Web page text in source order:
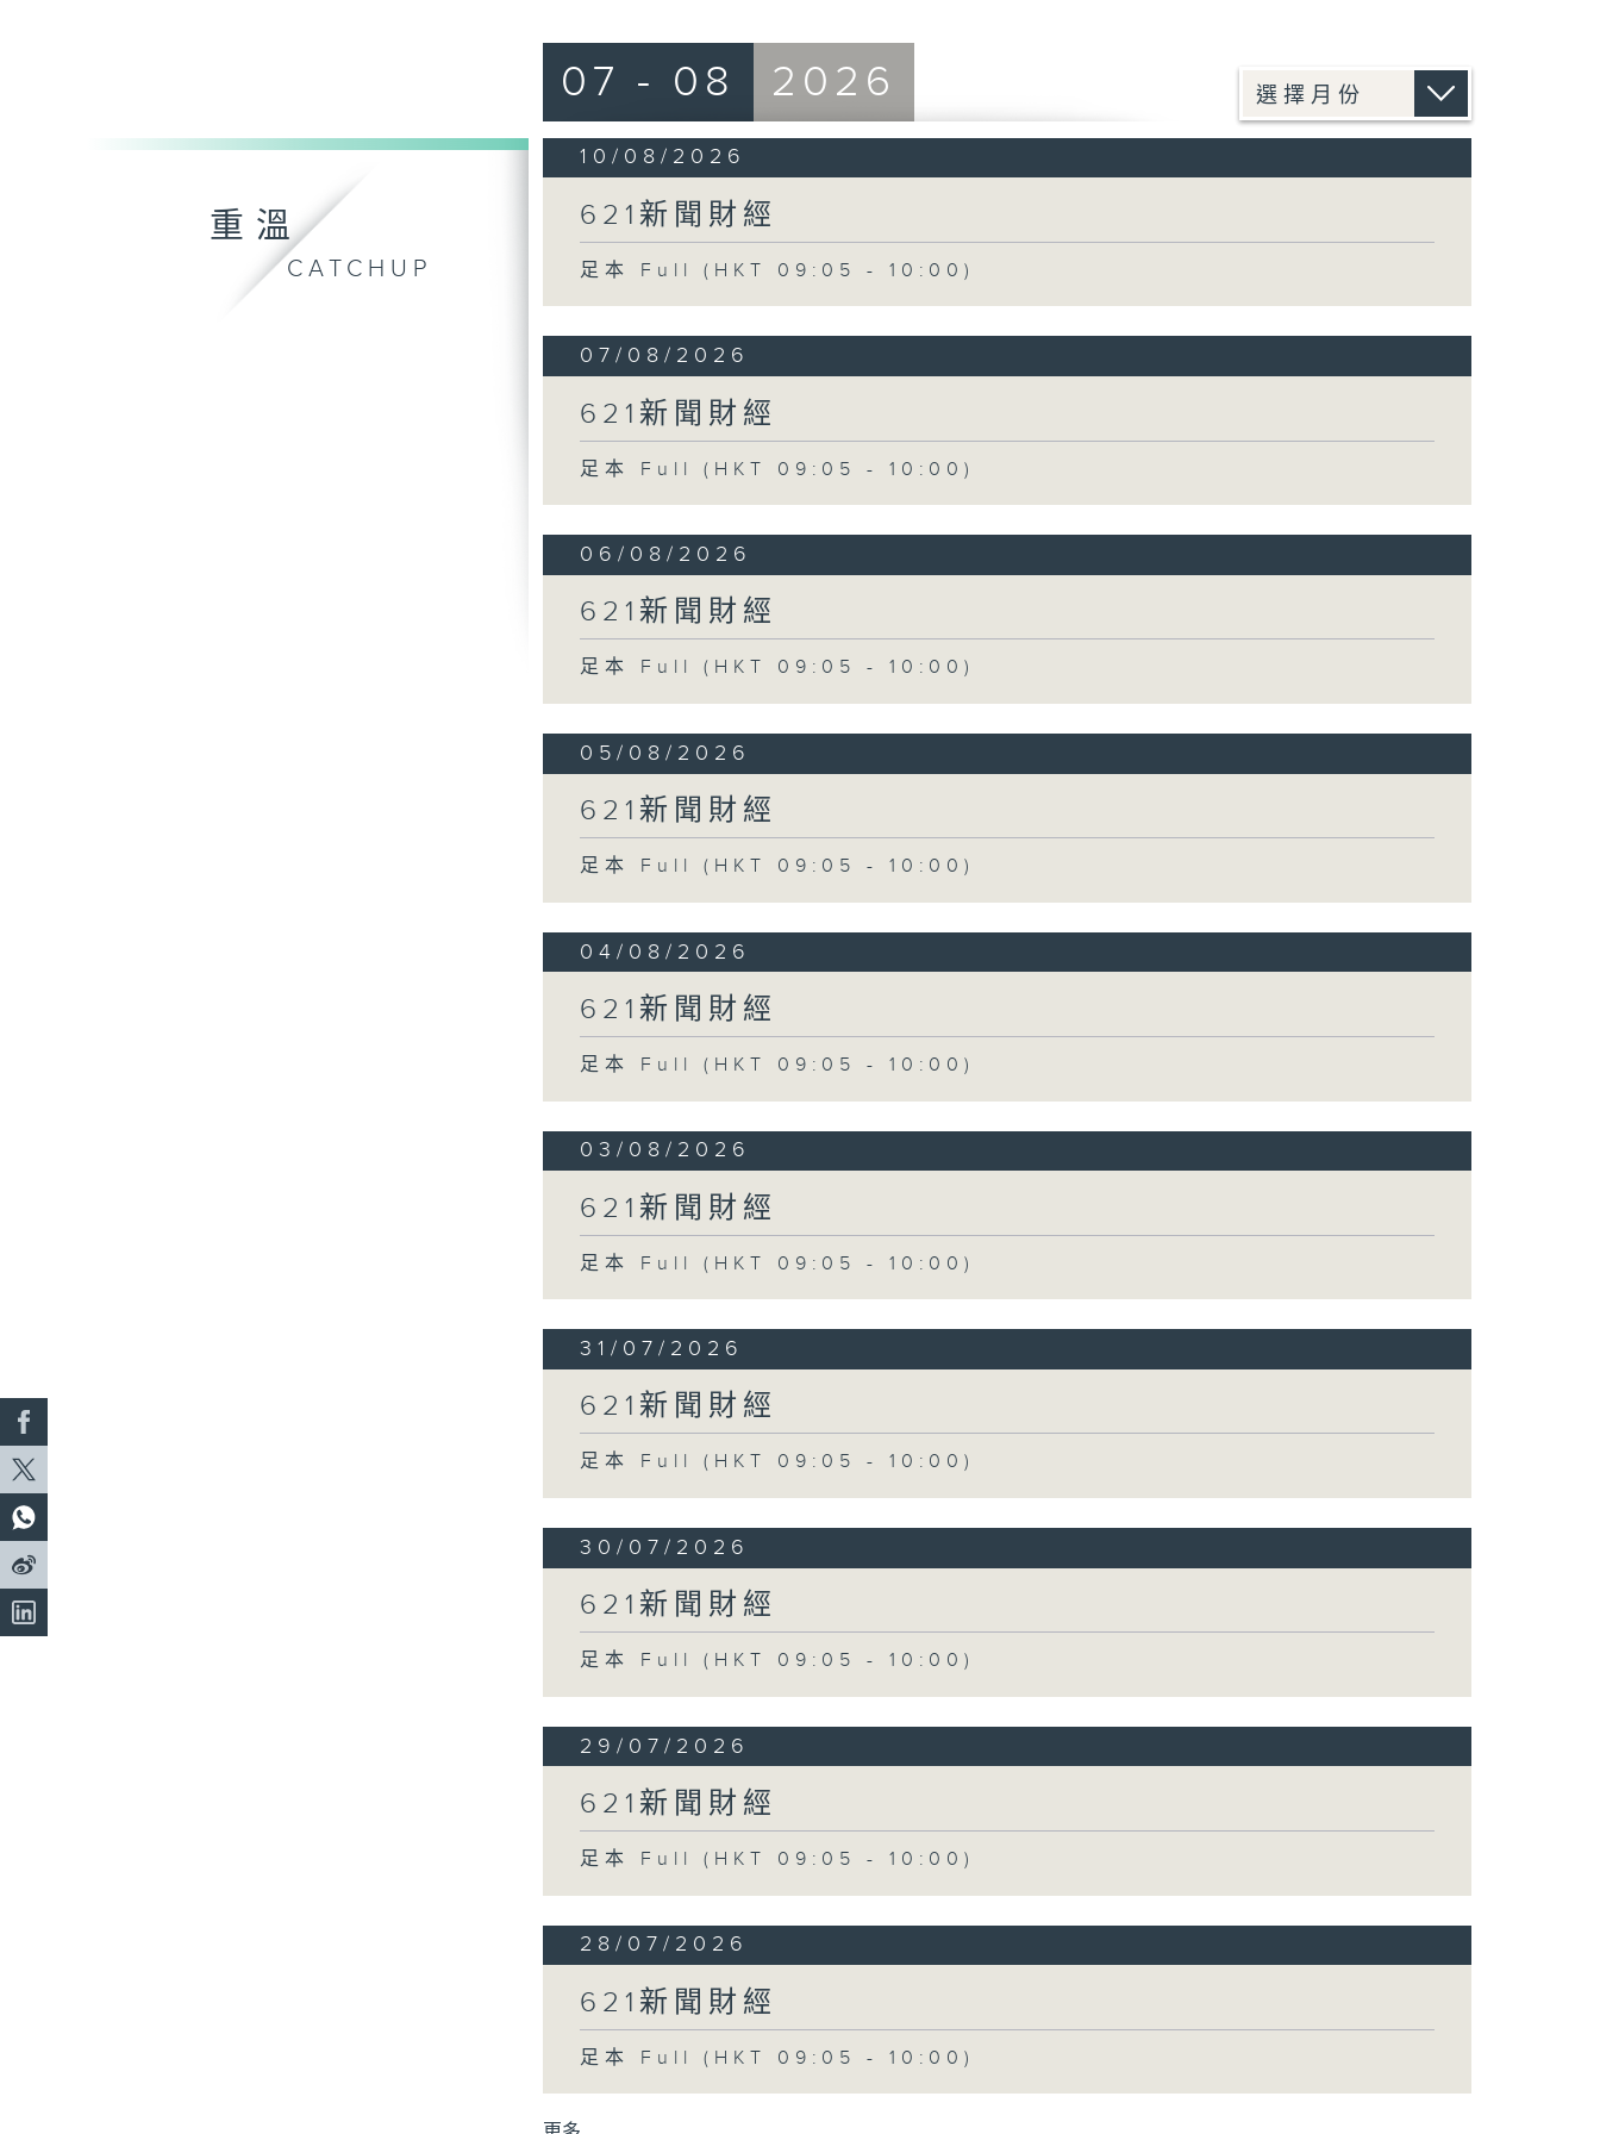
重溫
CATCHUP
07 - 08 2026
10/08/2026
621新聞財經
足本 Full (HKT 09:05 - 10:00)
07/08/2026
621新聞財經
足本 Full (HKT 09:05 - 10:00)
06/08/2026
621新聞財經
足本 Full (HKT 09:05 - 10:00)
05/08/2026
621新聞財經
足本 Full (HKT 09:05 - 10:00)
04/08/2026
621新聞財經
足本 Full (HKT 09:05 - 10:00)
03/08/2026
621新聞財經
足本 Full (HKT 09:05 - 10:00)
31/07/2026
621新聞財經
足本 Full (HKT 09:05 - 10:00)
30/07/2026
621新聞財經
足本 Full (HKT 09:05 - 10:00)
29/07/2026
621新聞財經
足本 Full (HKT 09:05 - 10:00)
28/07/2026
621新聞財經
足本 Full (HKT 09:05 - 10:00)